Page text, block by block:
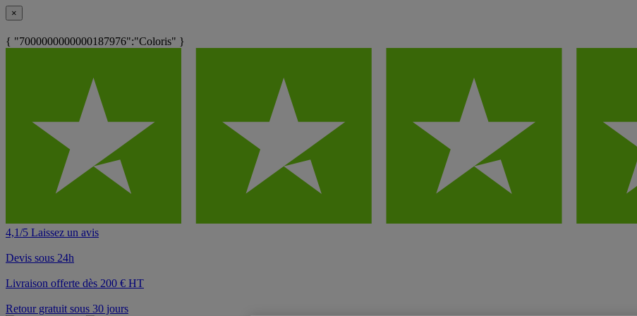
×
{ "7000000000000187976":"Coloris" }
4,1/5 Laissez un avis
Devis sous 24h
Livraison offerte dès 200 € HT
Retour gratuit sous 30 jours